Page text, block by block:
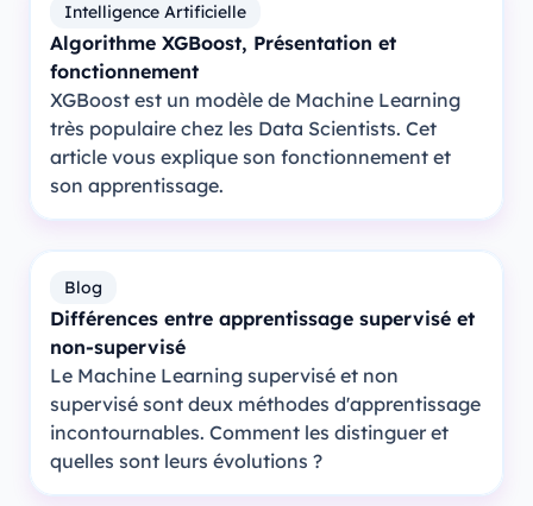
Intelligence Artificielle
Algorithme XGBoost, Présentation et
fonctionnement
XGBoost est un modèle de Machine Learning
très populaire chez les Data Scientists. Cet
article vous explique son fonctionnement et
son apprentissage.
Blog
Différences entre apprentissage supervisé et
non-supervisé
Le Machine Learning supervisé et non
supervisé sont deux méthodes d'apprentissage
incontournables. Comment les distinguer et
quelles sont leurs évolutions ?